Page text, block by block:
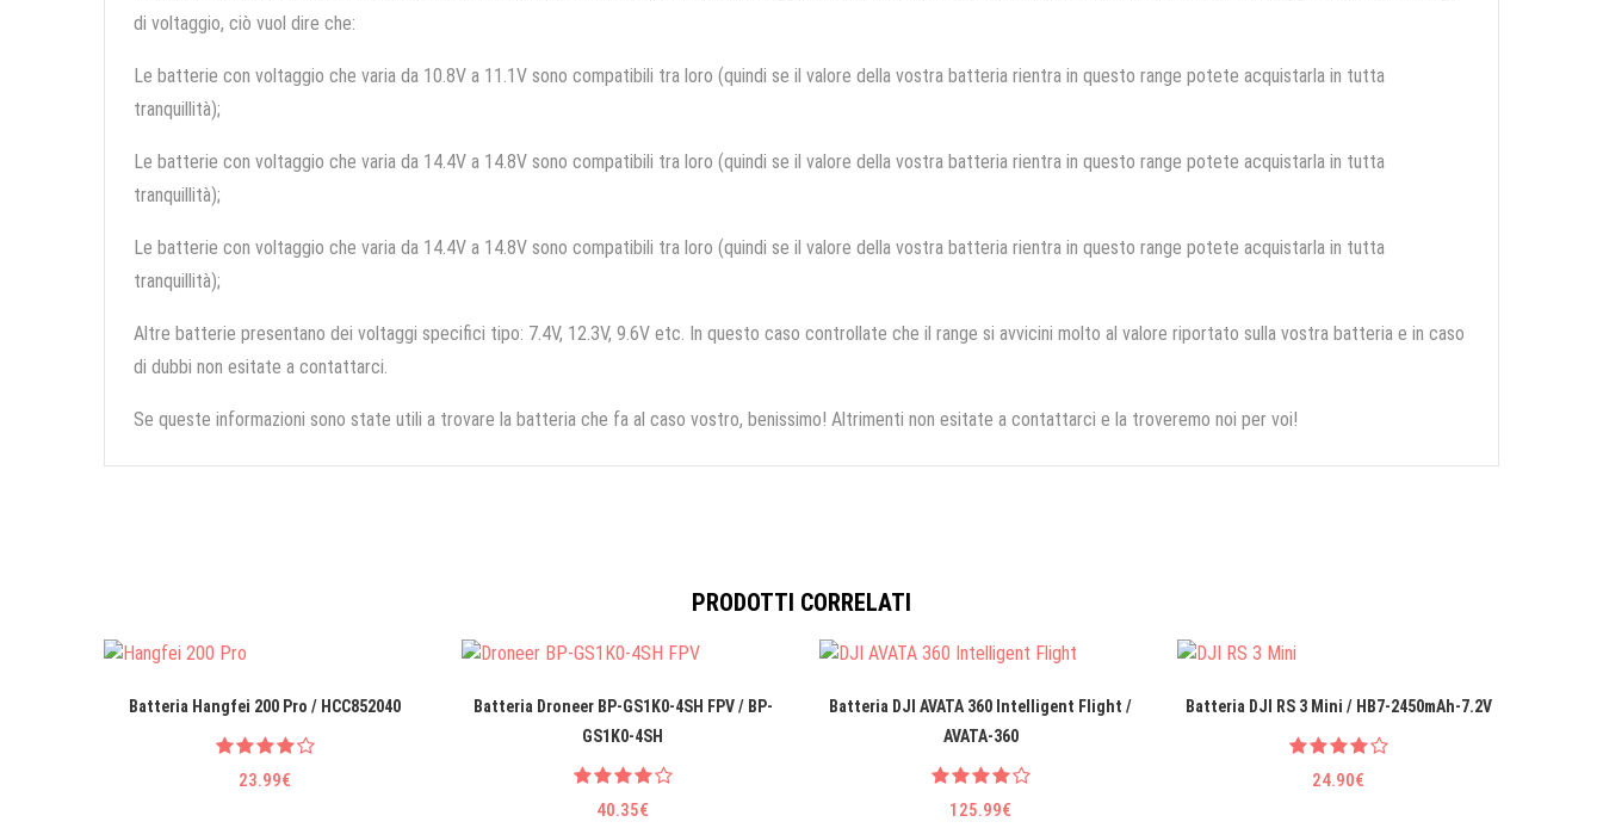
di voltaggio, ciò vuol dire che:
Le batterie con voltaggio che varia da 10.8V a 11.1V sono compatibili tra loro (quindi se il valore della vostra batteria rientra in questo range potete acquistarla in tutta
tranquillità);
Le batterie con voltaggio che varia da 14.4V a 14.8V sono compatibili tra loro (quindi se il valore della vostra batteria rientra in questo range potete acquistarla in tutta
tranquillità);
Le batterie con voltaggio che varia da 14.4V a 14.8V sono compatibili tra loro (quindi se il valore della vostra batteria rientra in questo range potete acquistarla in tutta
tranquillità);
Altre batterie presentano dei voltaggi specifici tipo: 7.4V, 12.3V, 9.6V etc. In questo caso controllate che il range si avvicini molto al valore riportato sulla vostra batteria e in caso
di dubbi non esitate a contattarci.
Se queste informazioni sono state utili a trovare la batteria che fa al caso vostro, benissimo! Altrimenti non esitate a contattarci e la troveremo noi per voi!
PRODOTTI CORRELATI
Batteria Hangfei 200 Pro / HCC852040
23.99€
Batteria Droneer BP-GS1K0-4SH FPV / BP-
GS1K0-4SH
40.35€
Batteria DJI AVATA 360 Intelligent Flight /
AVATA-360
125.99€
Batteria DJI RS 3 Mini / HB7-2450mAh-7.2V
24.90€